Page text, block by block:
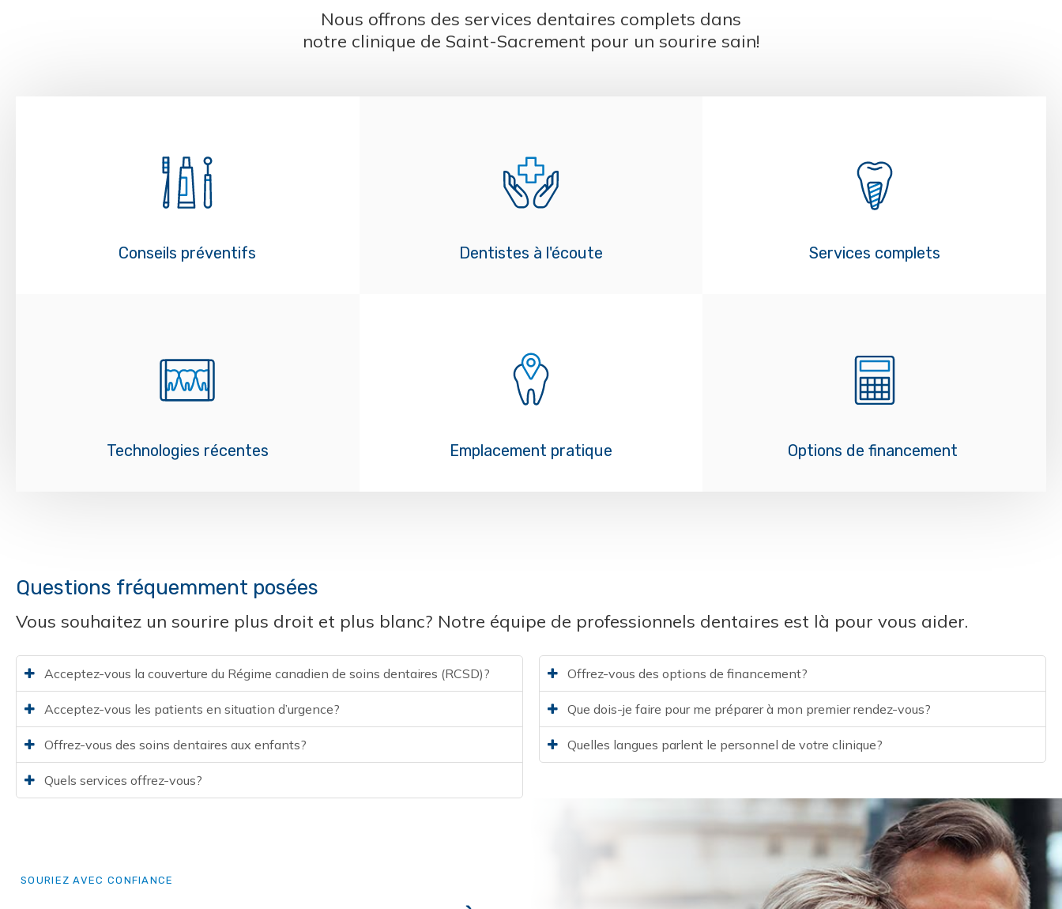
Nous offrons des services dentaires complets dans
notre clinique de Saint-Sacrement pour un sourire sain!
Conseils préventifs Dentistes à l'écoute Services complets
Technologies récentes Emplacement pratique Options de financement
Questions fréquemment posées
Vous souhaitez un sourire plus droit et plus blanc? Notre équipe de professionnels dentaires est là pour vous aider.
Acceptez-vous la couverture du Régime canadien de soins dentaires (RCSD)?
Acceptez-vous les patients en situation d’urgence?
Offrez-vous des soins dentaires aux enfants?
Quels services offrez-vous?
Offrez-vous des options de financement?
Que dois-je faire pour me préparer à mon premier rendez-vous?
Quelles langues parlent le personnel de votre clinique?
SOURIEZ AVEC CONFIANCE